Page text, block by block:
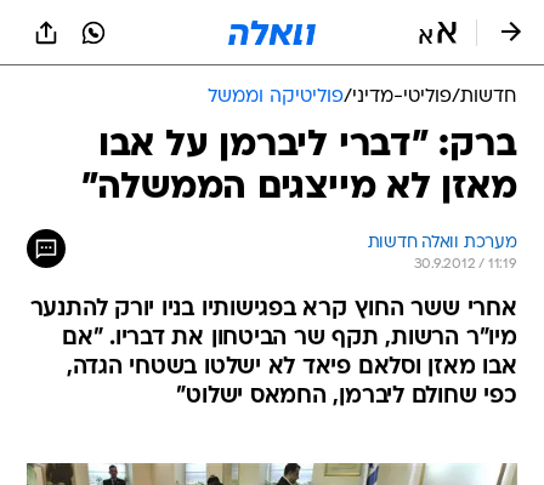
חדשות/פוליטי-מדיני/פוליטיקה וממשל
ברק: "דברי ליברמן על אבו
מאזן לא מייצגים הממשלה"
מערכת וואלה חדשות
30.9.2012 / 11:19
אחרי ששר החוץ קרא בפגישותיו בניו יורק להתנער
מיו"ר הרשות, תקף שר הביטחון את דבריו. "אם
אבו מאזן וסלאם פיאד לא ישלטו בשטחי הגדה,
כפי שחולם ליברמן, החמאס ישלוט"